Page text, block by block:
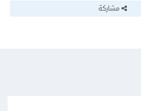
مشاركة